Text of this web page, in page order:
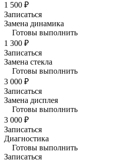
1 500 ₽
Записаться
Замена динамика
Готовы выполнить
1 300 ₽
Записаться
Замена стекла
Готовы выполнить
3 000 ₽
Записаться
Замена дисплея
Готовы выполнить
3 000 ₽
Записаться
Диагностика
Готовы выполнить
Записаться